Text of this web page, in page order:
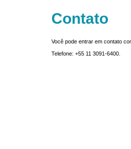
Contato
Você pode entrar em contato
Telefone: +55 11 3091-6400.